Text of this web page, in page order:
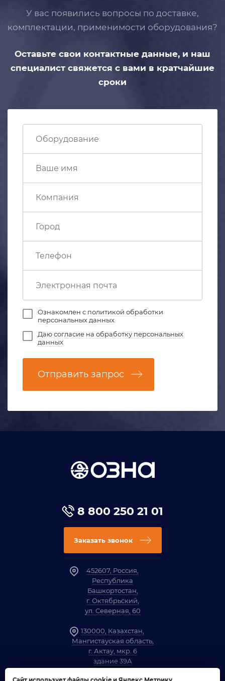
У вас появились вопросы по доставке,
комплектации, применимости оборудования?
Оставьте свои контактные данные, и наш
специалист свяжется с вами в кратчайшие
сроки
Ознакомлен с политикой обработки
персональных данных
Даюсогласие на обработку персональных
данных
Отправить запрос
8 800 250 21 01
Заказать звонок
452607, Россия,
Республика
Башкортостан,
г. Октябрьский,
ул. Северная, 60
130000, Казахстан,
Мангистауская область,
г. Актау, мкр. 6
здание 39А